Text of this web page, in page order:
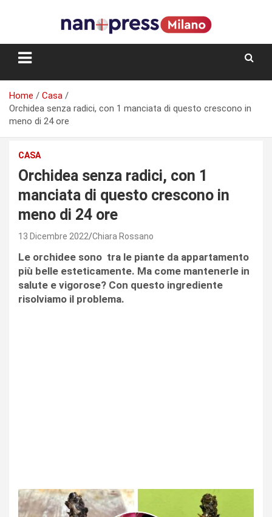
Storie e facce di una città
Home
Casa
Orchidea senza radici, con 1 manciata di questo crescono in
meno di 24 ore
CASA
Orchidea senza radici, con 1
manciata di questo crescono in
meno di 24 ore
13 Dicembre 2022 Chiara Rossano
Le orchidee sono tra le piante da appartamento
più belle esteticamente. Ma come mantenerle in
salute e vigorose? Con questo ingrediente
risolviamo il problema.